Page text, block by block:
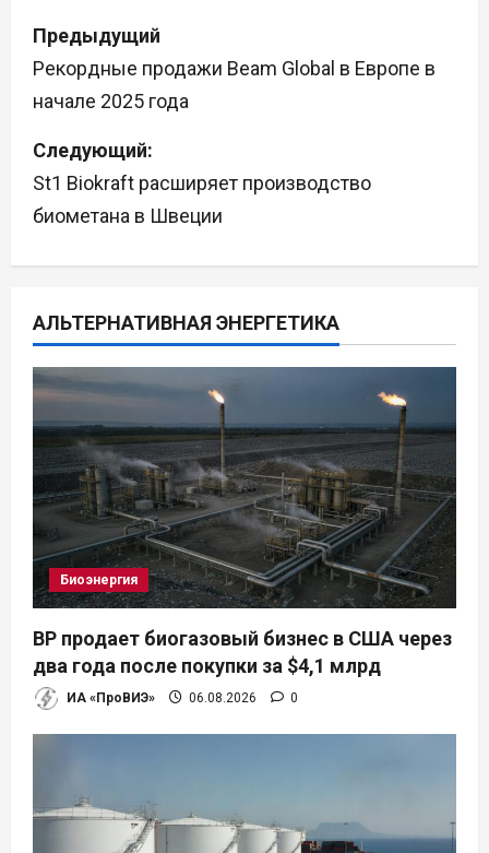
Н
а
в
и
г
и
я
п
о
з
а
п
и
с
м
Предыдущий
Рекордные продажи Beam Global в Европе в
начале 2025 года
Следующий:
St1 Biokraft расширяет производство
биометана в Швеции
АЛЬТЕРНАТИВНАЯ ЭНЕРГЕТИКА
Биоэнергия
BP продает биогазовый бизнес в США через
два года после покупки за $4,1 млрд
ИА «ПроВИЭ» 06.08.2026 0